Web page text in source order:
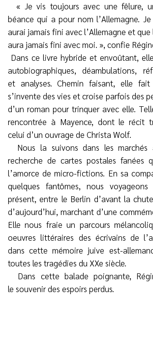
« Je vis toujours avec une fêlure,
béance qui a pour nom l’Allemagne.
aurai jamais fini avec l’Allemagne et que
aura jamais fini avec moi. », confie
Dans ce livre hybride et envoûtant,
autobiographiques, déambulations,
et analyses. Chemin faisant, elle fait
s’invente des vies et croise parfois des
d’un roman pour trinquer avec elle.
rencontrée à Mayence, dont le récit
celui d’un ouvrage de Christa Wolf.
Nous la suivons dans les marchés
recherche de cartes postales fanées
l’amorce de micro-fictions. En sa
quelques fantômes, nous
présent, entre le Berlin d’avant la
d’aujourd’hui, marchant d’une
Elle nous fraie un parcours
oeuvres littéraires des écrivains de
dans cette mémoire juive est-
toutes les tragédies du XXe siècle.
Dans cette balade poignante,
le souvenir des espoirs perdus.